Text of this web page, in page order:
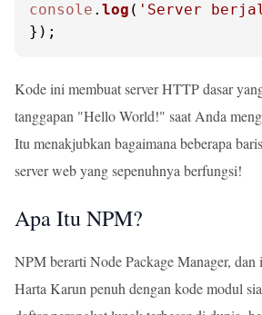
console . log ( 'Server
});
Kode ini membuat server HTTP dasar
tanggapan "Hello World!" saat Anda
Itu menakjubkan bagaimana beberapa
server web yang sepenuhnya berfungsi!
Apa Itu NPM?
NPM berarti Node Package Manager, dan
Harta Karun penuh dengan kode modul